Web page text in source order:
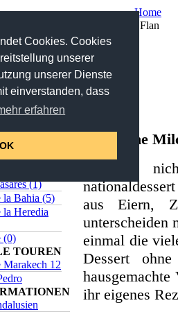
Cookies. Cookies
unserer
unserer Dienste
einverstanden, dass
erfahren
OK
Home
/ Flan
(1)
la Bahia (5)
la Heredia
(0)
TOUREN
Marakech 12
Flan
Spanische
Flan ist
aus Eiern,
unterscheiden
einmal die
Dessert
ihr eigenes